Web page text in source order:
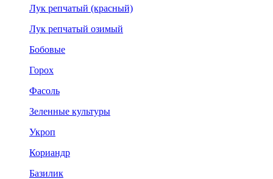
Лук репчатый (красный)
Лук репчатый озимый
Бобовые
Горох
Фасоль
Зеленные культуры
Укроп
Кориандр
Базилик